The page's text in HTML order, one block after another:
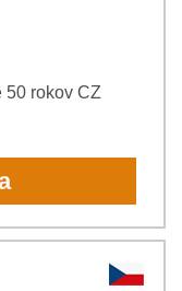
50 rokov CZ